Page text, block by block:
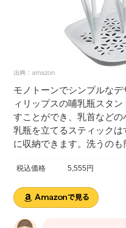
モノトーンでシンプルな
ィリップスの哺乳瓶スタ
すことができ、乳首など
乳瓶を立てるスティック
に収納できます。洗うのも
税込価格 5,555円